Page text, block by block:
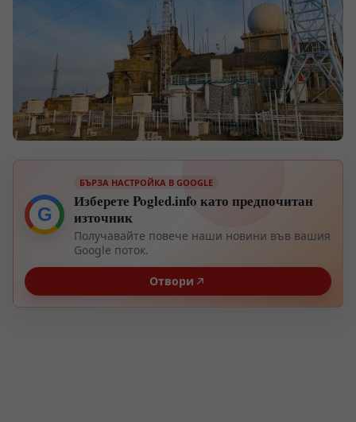
G
БЪРЗА НАСТРОЙКА В GOOGLE
Изберете Pogled.info като предпочитан
източник
Получавайте повече наши новини във вашия
Google поток.
Отвори